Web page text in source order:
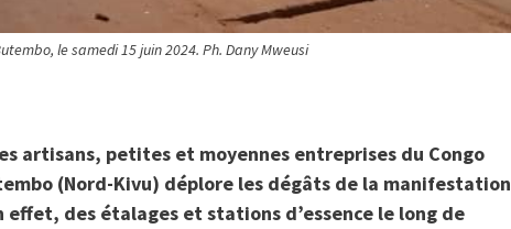
le samedi 15 juin 2024. Ph. Dany Mweusi
artisans, petites et moyennes entreprises du Congo
(Nord-Kivu) déplore les dégâts de la manifestation
effet, des étalages et stations d’essence le long de